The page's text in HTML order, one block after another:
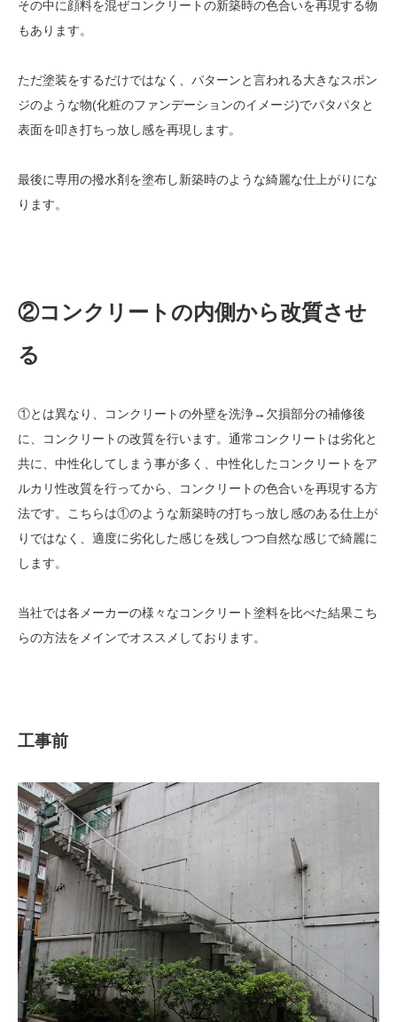
その中に顔料を混ぜコンクリートの新築時の色合いを再現する物
もあります。
ただ塗装をするだけではなく、パターンと言われる大きなスポン
ジのような物(化粧のファンデーションのイメージ)でパタパタと
表面を叩き打ちっ放し感を再現します。
最後に専用の撥水剤を塗布し新築時のような綺麗な仕上がりにな
ります。
②コンクリートの内側から改質させ
る
①とは異なり、コンクリートの外壁を洗浄→欠損部分の補修後
に、コンクリートの改質を行います。通常コンクリートは劣化と
共に、中性化してしまう事が多く、中性化したコンクリートをア
ルカリ性改質を行ってから、コンクリートの色合いを再現する方
法です。こちらは①のような新築時の打ちっ放し感のある仕上が
りではなく、適度に劣化した感じを残しつつ自然な感じで綺麗に
します。
当社では各メーカーの様々なコンクリート塗料を比べた結果こち
らの方法をメインでオススメしております。
工事前